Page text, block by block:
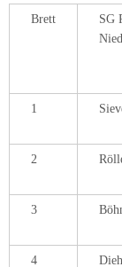
Brett
SG
1
2
3
4